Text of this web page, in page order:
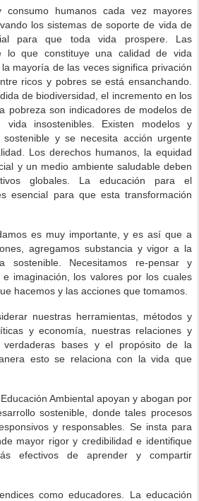
consumo humanos cada vez mayores
los sistemas de soporte de vida de
para que toda vida prospere. Las
lo que constituye una calidad de vida
mayoría de las veces significa privación
ricos y pobres se está ensanchando.
de biodiversidad, el incremento en los
pobreza son indicadores de modelos de
insostenibles. Existen modelos y
y se necesita acción urgente
Los derechos humanos, la equidad
y un medio ambiente saludable deben
globales. La educación para el
esencial para que esta transformación
es muy importante, y es así que a
agregamos substancia y vigor a la
sostenible. Necesitamos re-pensar y
imaginación, los valores por los cuales
hacemos y las acciones que tomamos.
nuestras herramientas, métodos y
y economía, nuestras relaciones y
bases y el propósito de la
esto se relaciona con la vida que
Ambiental apoyan y abogan por
sostenible, donde tales procesos
y responsables. Se insta para
mayor rigor y credibilidad e identifique
efectivos de aprender y compartir
como educadores. La educación